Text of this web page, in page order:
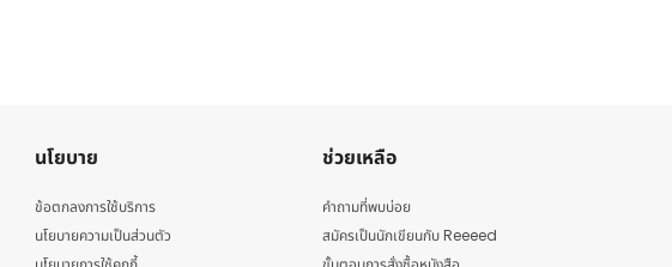
นโยบาย
ข้อตกลงการใช้บริการ
นโยบายความเป็นส่วนตัว
ช่วยเหลือ
คำถามที่พบบ่อย
สมัครเป็นนักเขียนกับ Reeeed